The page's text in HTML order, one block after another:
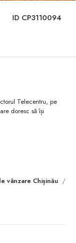
ID CP3110094
vânzare Chișinău
Telecentru, pe
doresc să își
facil la transportul